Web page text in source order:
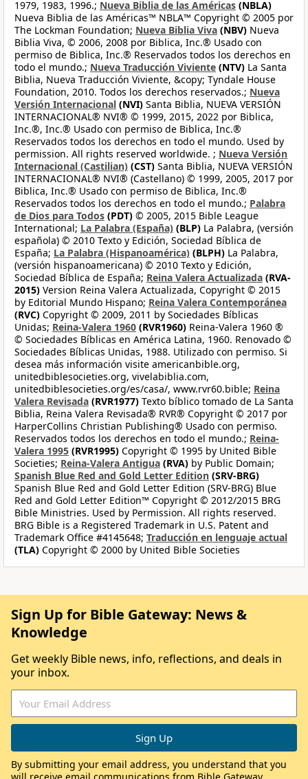
1979, 1983, 1996.; Nueva Biblia de las Américas (NBLA)
Nueva Biblia de las Américas™ NBLA™ Copyright © 2005 por
The Lockman Foundation; Nueva Biblia Viva (NBV) Nueva
Biblia Viva, © 2006, 2008 por Biblica, Inc.® Usado con
permiso de Biblica, Inc.® Reservados todos los derechos en
todo el mundo.; Nueva Traducción Viviente (NTV) La Santa
Biblia, Nueva Traducción Viviente, &copy; Tyndale House
Foundation, 2010. Todos los derechos reservados.; Nueva
Versión Internacional (NVI) Santa Biblia, NUEVA VERSIÓN
INTERNACIONAL® NVI® © 1999, 2015, 2022 por Biblica,
Inc.®, Inc.® Usado con permiso de Biblica, Inc.®
Reservados todos los derechos en todo el mundo. Used by
permission. All rights reserved worldwide. ; Nueva Versión
Internacional (Castilian) (CST) Santa Biblia, NUEVA VERSIÓN
INTERNACIONAL® NVI® (Castellano) © 1999, 2005, 2017 por
Biblica, Inc.® Usado con permiso de Biblica, Inc.®
Reservados todos los derechos en todo el mundo.; Palabra
de Dios para Todos (PDT) © 2005, 2015 Bible League
International; La Palabra (España) (BLP) La Palabra, (versión
española) © 2010 Texto y Edición, Sociedad Bíblica de
España; La Palabra (Hispanoamérica) (BLPH) La Palabra,
(versión hispanoamericana) © 2010 Texto y Edición,
Sociedad Bíblica de España; Reina Valera Actualizada (RVA-
2015) Version Reina Valera Actualizada, Copyright © 2015
by Editorial Mundo Hispano; Reina Valera Contemporánea
(RVC) Copyright © 2009, 2011 by Sociedades Bíblicas
Unidas; Reina-Valera 1960 (RVR1960) Reina-Valera 1960 ®
© Sociedades Bíblicas en América Latina, 1960. Renovado ©
Sociedades Bíblicas Unidas, 1988. Utilizado con permiso. Si
desea más información visite americanbible.org,
unitedbiblesocieties.org, vivelabiblia.com,
unitedbiblesocieties.org/es/casa/, www.rvr60.bible; Reina
Valera Revisada (RVR1977) Texto bíblico tomado de La Santa
Biblia, Reina Valera Revisada® RVR® Copyright © 2017 por
HarperCollins Christian Publishing® Usado con permiso.
Reservados todos los derechos en todo el mundo.; Reina-
Valera 1995 (RVR1995) Copyright © 1995 by United Bible
Societies; Reina-Valera Antigua (RVA) by Public Domain;
Spanish Blue Red and Gold Letter Edition (SRV-BRG)
Spanish Blue Red and Gold Letter Edition (SRV-BRG) Blue
Red and Gold Letter Edition™ Copyright © 2012/2015 BRG
Bible Ministries. Used by Permission. All rights reserved.
BRG Bible is a Registered Trademark in U.S. Patent and
Trademark Office #4145648; Traducción en lenguaje actual
(TLA) Copyright © 2000 by United Bible Societies
Sign Up for Bible Gateway: News &
Knowledge
Get weekly Bible news, info, reflections, and deals in
your inbox.
By submitting your email address, you understand that you